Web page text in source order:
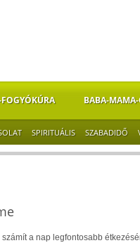
BABA-
SPIRITUÁLIS SZABADIDŐ
a nap legfontosabb